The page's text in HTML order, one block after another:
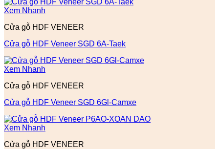
Xem Nhanh
Cửa gỗ HDF VENEER
Cửa gỗ HDF Veneer SGD 6A-Taek
Xem Nhanh
Cửa gỗ HDF VENEER
Cửa gỗ HDF Veneer SGD 6Gl-Camxe
Xem Nhanh
Cửa gỗ HDF VENEER